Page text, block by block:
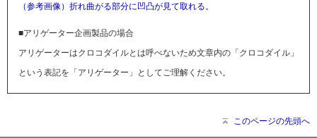
（参考画像）折れ曲がる部分に凹凸が見て取れる。
■アリゲーター企画製品の場合
アリゲーターはクロコダイルとは呼べないため文章内の「クロコダイル」
という表記を「アリゲーター」としてご理解ください。
このページの先頭へ